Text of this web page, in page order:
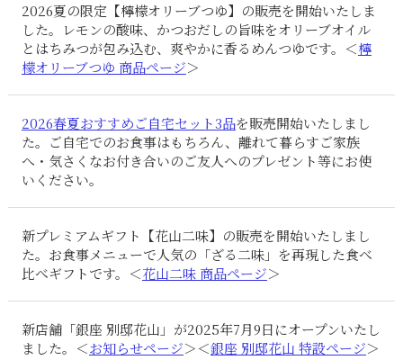
2026夏の限定【檸檬オリーブつゆ】の販売を開始いたしま
した。レモンの酸味、かつおだしの旨味をオリーブオイル
とはちみつが包み込む、爽やかに香るめんつゆです。＜檸
檬オリーブつゆ 商品ページ＞
2026春夏おすすめご自宅セット3品を販売開始いたしまし
た。ご自宅でのお食事はもちろん、離れて暮らすご家族
へ・気さくなお付き合いのご友人へのプレゼント等にお使
いください。
新プレミアムギフト【花山二味】の販売を開始いたしまし
た。お食事メニューで人気の「ざる二味」を再現した食べ
比べギフトです。＜花山二味 商品ページ＞
新店舗「銀座 別邸花山」が2025年7月9日にオープンいたし
ました。＜お知らせページ＞＜銀座 別邸花山 特設ページ＞